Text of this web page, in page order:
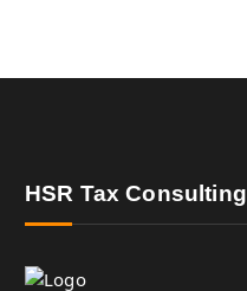
HSR Tax Consulting